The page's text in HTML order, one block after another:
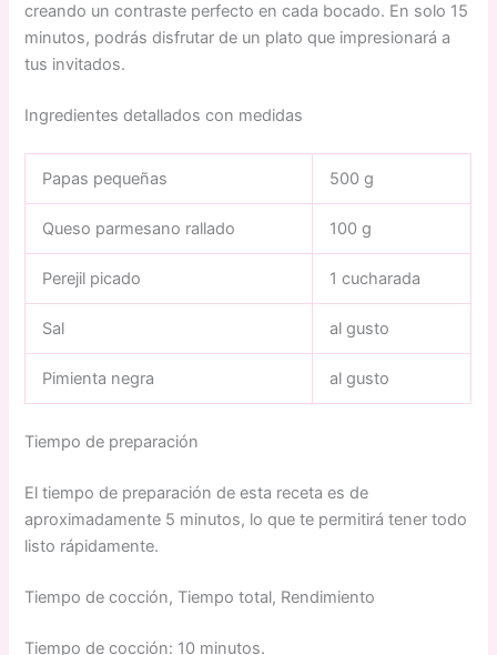
creando un contraste perfecto en cada bocado. En solo 15
minutos, podrás disfrutar de un plato que impresionará a
tus invitados.
Ingredientes detallados con medidas
Papas pequeñas 500 g
Queso parmesano rallado 100 g
Perejil picado 1 cucharada
Sal al gusto
Pimienta negra al gusto
Tiempo de preparación
El tiempo de preparación de esta receta es de
aproximadamente 5 minutos, lo que te permitirá tener todo
listo rápidamente.
Tiempo de cocción, Tiempo total, Rendimiento
Tiempo de cocción: 10 minutos.